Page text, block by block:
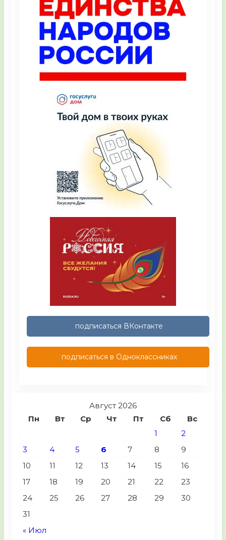
подписаться ВКонтакте
подписаться в Одноклассниках
Август 2026
Пн
Вт Ср Чт Пт Сб Вс
« Июл
1
2
3
4 5 6 7 8
9
10
11 12 13 14 15
16
17
18 19 20 21 22
23
24
25 26 27 28 29
30
31